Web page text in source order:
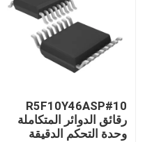
اطلب اقتباس
ذاكرة فلاش IC رقاقة
R5F10Y46ASP#10
رقائق الدوائر المتكاملة
وحدة التحكم الدقيقة